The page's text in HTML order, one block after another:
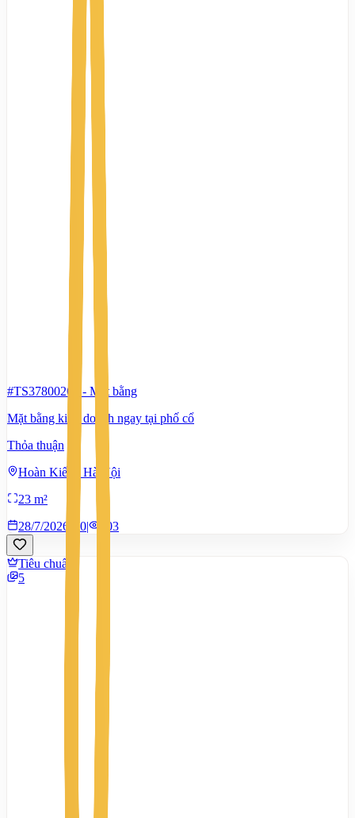
#TS37800265 - Mặt bằng
Mặt bằng kinh doanh ngay tại phố cổ
Thỏa thuận
Hoàn Kiếm, Hà Nội
23 m²
28/7/2026
0| 603
Tiêu chuẩn
5